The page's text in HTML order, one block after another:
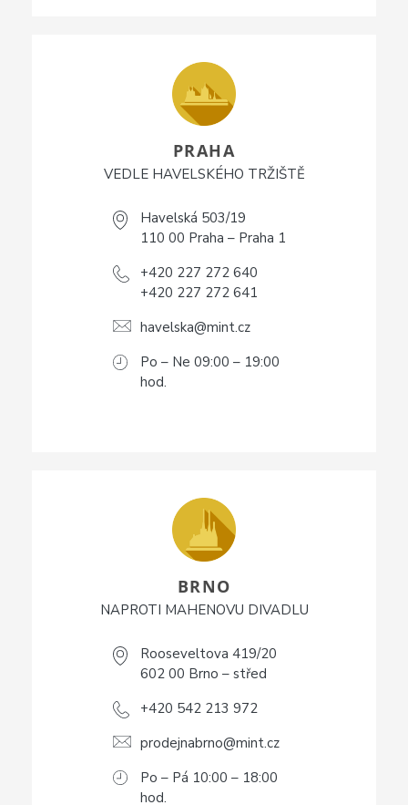
PRAHA
VEDLE HAVELSKÉHO TRŽIŠTĚ
Havelská 503/19
110 00 Praha – Praha 1
+420 227 272 640
+420 227 272 641
havelska@mint.cz
Po – Ne 09:00 – 19:00
hod.
BRNO
NAPROTI MAHENOVU DIVADLU
Rooseveltova 419/20
602 00 Brno – střed
+420 542 213 972
prodejnabrno@mint.cz
Po – Pá 10:00 – 18:00
hod.